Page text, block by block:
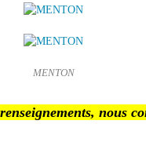
MENTON
nous